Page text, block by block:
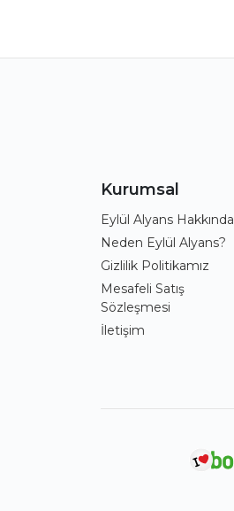
Kurumsal
Eylül Alyans Hakkında
Neden Eylül Alyans?
Gizlilik Politikamız
Mesafeli Satış
Sözleşmesi
İletişim